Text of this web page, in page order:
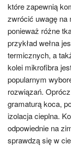
które zapewnią
zwrócić uwagę na
ponieważ różne
przykład wełna
termicznych, a
kolei mikrofibra
popularnym
rozwiązań.
gramaturą koca,
izolacja cieplna.
odpowiednie na
sprawdzą się w